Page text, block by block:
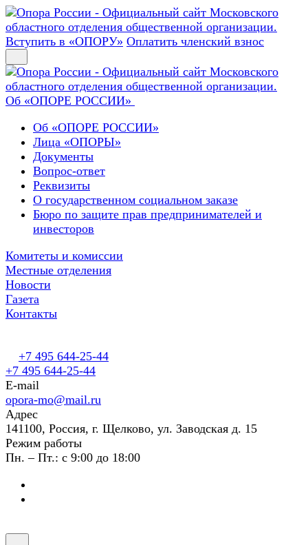
Вступить в «ОПОРУ» Оплатить членский взнос
Об «ОПОРЕ РОССИИ»
Об «ОПОРЕ РОССИИ»
Лица «ОПОРЫ»
Документы
Вопрос-ответ
Реквизиты
О государственном социальном заказе
Бюро по защите прав предпринимателей и
инвесторов
Комитеты и комиссии
Местные отделения
Новости
Газета
Контакты
+7 495 644-25-44
+7 495 644-25-44
E-mail
opora-mo@mail.ru
Адрес
141100, Россия, г. Щелково, ул. Заводская д. 15
Режим работы
Пн. – Пт.: с 9:00 до 18:00